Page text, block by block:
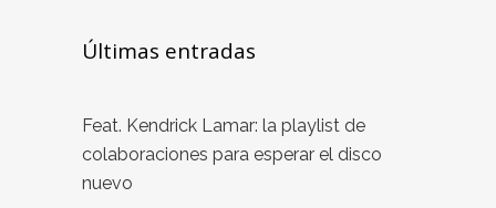
Últimas entradas
Feat. Kendrick Lamar: la playlist de
colaboraciones para esperar el disco
nuevo